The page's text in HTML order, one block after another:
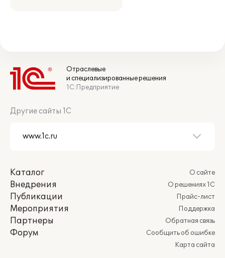
Отраслевые
и специализированные решения
1С:Предприятие
Другие сайты 1С
Каталог
Внедрения
Публикации
Мероприятия
Партнеры
Форум
О сайте
О решениях 1С
Прайс-лист
Поддержка
Обратная связь
Сообщить об ошибке
Карта сайта